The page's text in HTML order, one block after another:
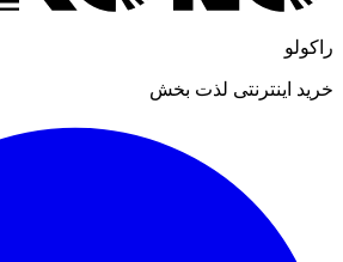
راکولو
خرید اینترنتی لذت بخش